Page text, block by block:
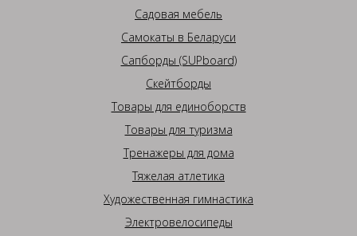
Садовая мебель
Самокаты в Беларуси
Сапборды (SUPboard)
Скейтборды
Товары для единоборств
Товары для туризма
Тренажеры для дома
Тяжелая атлетика
Художественная гимнастика
Электровелосипеды